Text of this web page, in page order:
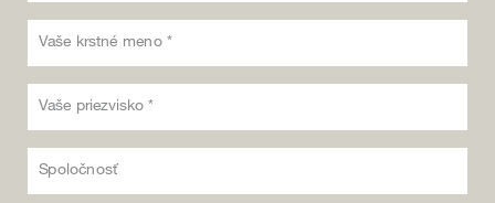
Vaše krstné meno *
Vaše priezvisko *
Spoločnosť